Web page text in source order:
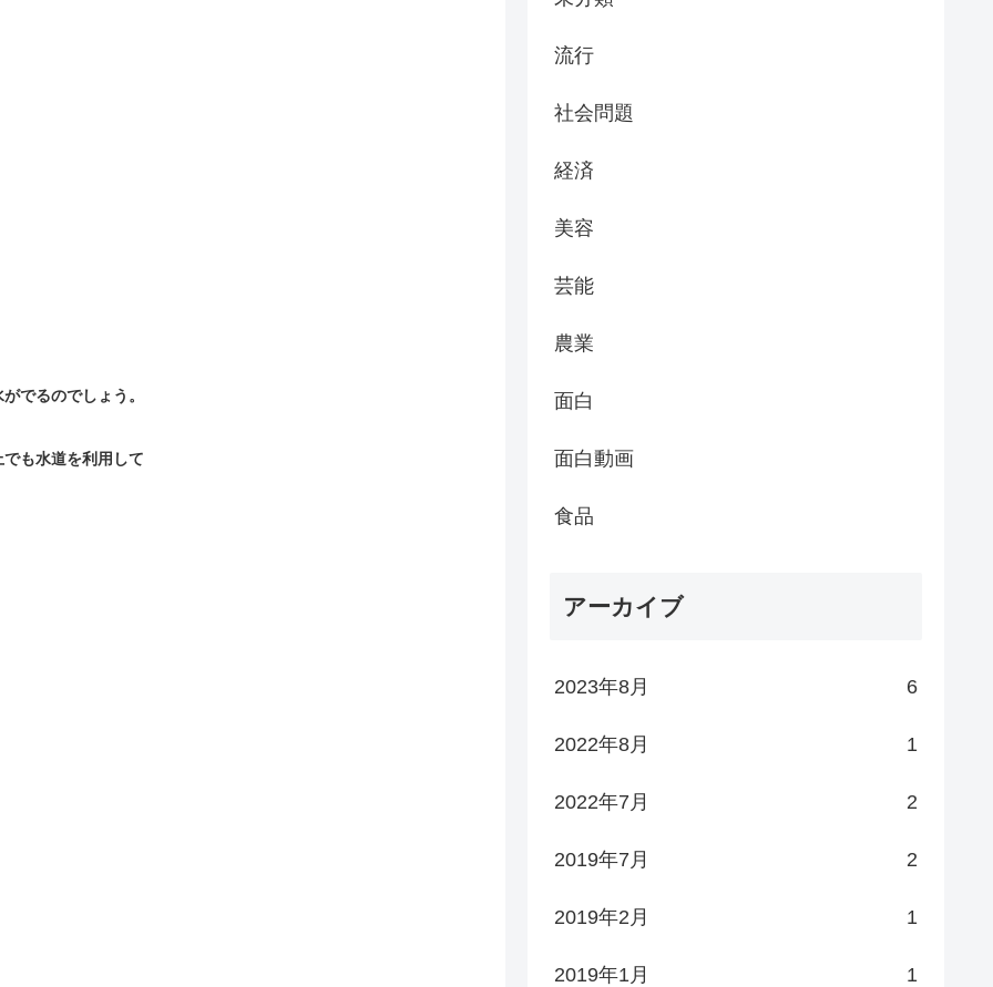
でるのでしょう。
も水道を利用して
流行
社会問題
経済
美容
芸能
農業
面白
面白動画
食品
アーカイブ
2023年8月 6
2022年8月 1
2022年7月 2
2019年7月 2
2019年2月 1
2019年1月 1